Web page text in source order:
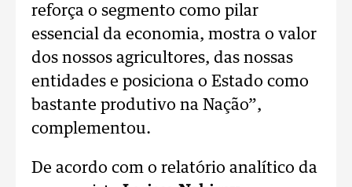
reforça o segmento como pilar
essencial da economia, mostra o valor
dos nossos agricultores, das nossas
entidades e posiciona o Estado como
bastante produtivo na Nação”,
complementou.
De acordo com o relatório analítico da